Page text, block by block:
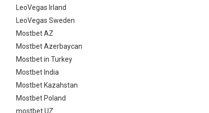
LeoVegas Irland
LeoVegas Sweden
Mostbet AZ
Mostbet Azerbaycan
Mostbet in Turkey
Mostbet India
Mostbet Kazahstan
Mostbet Poland
mostbet UZ